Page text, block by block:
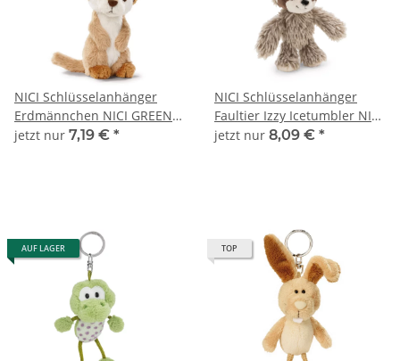
NICI Schlüsselanhänger
Erdmännchen NICI GREEN
47871 Bean Bags 10 cm
jetzt nur 7,19 € *
NICI Schlüsselanhänger
Faultier Izzy Icetumbler NICI
GREEN 62401
jetzt nur 8,09 € *
AUF LAGER TOP